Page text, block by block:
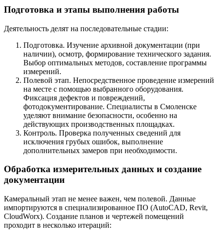
Подготовка и этапы выполнения работы
Деятельность делят на последовательные стадии:
Подготовка. Изучение архивной документации (при
наличии), осмотр, формирование технического задания.
Выбор оптимальных методов, составление программы
измерений.
Полевой этап. Непосредственное проведение измерений
на месте с помощью выбранного оборудования.
Фиксация дефектов и повреждений,
фотодокументирование. Специалисты в Смоленске
уделяют внимание безопасности, особенно на
действующих производственных площадках.
Контроль. Проверка полученных сведений для
исключения грубых ошибок, выполнение
дополнительных замеров при необходимости.
Обработка измерительных данных и создание
документации
Камеральный этап не менее важен, чем полевой. Данные
импортируются в специализированное ПО (AutoCAD, Revit,
CloudWorx). Создание планов и чертежей помещений
проходит в несколько итераций: